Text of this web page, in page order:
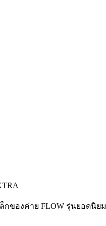
กของค่าย FLOW รุ่นยอดนิย